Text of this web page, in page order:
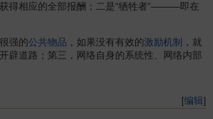
得相应的全部报酬；二是“牺牲者”———即在
强的公共物品 ，如果没有有效的激励机制
，就
辟道路；第三，网络自身的系统性、网络内部
[编辑]